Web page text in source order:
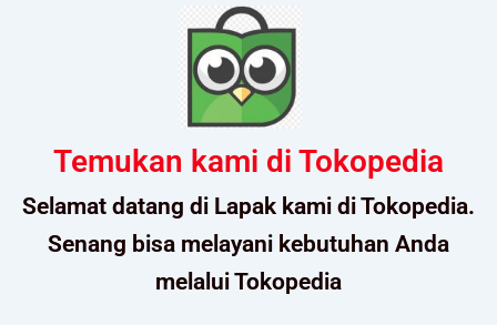
Temukan kami di Tokopedia
Selamat datang di Lapak kami di Tokopedia.
Senang bisa melayani kebutuhan Anda
melalui Tokopedia